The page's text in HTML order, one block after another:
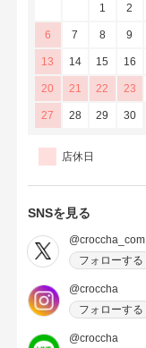
1 2
6 7 8 9
13 14 15 16
20 21 22 23
27 28 29 30
店休日
SNSを見る
@croccha_com
フォローする
@croccha
フォローする
@croccha